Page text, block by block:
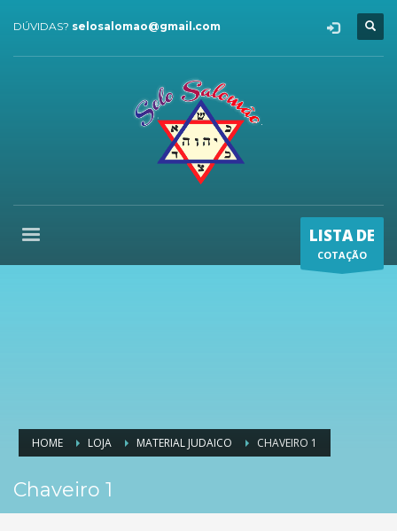
DÚVIDAS? selosalomao@gmail.com
LISTA DE
COTAÇÃO
HOME LOJA MATERIAL JUDAICO CHAVEIRO 1
Chaveiro 1